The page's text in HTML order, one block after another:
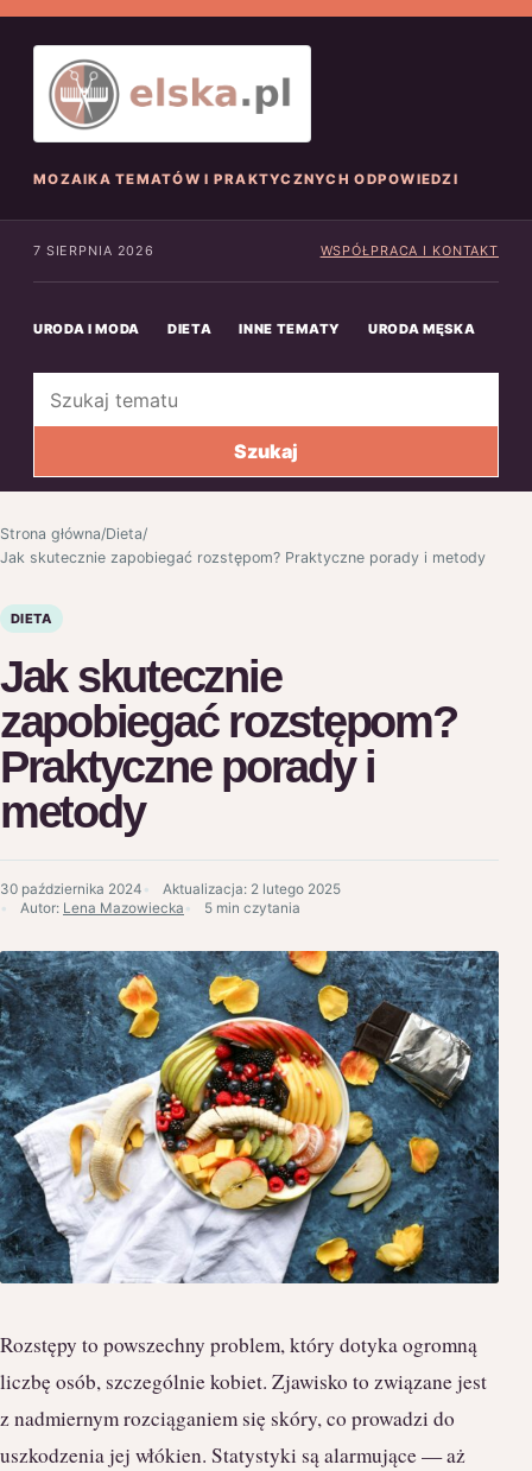
MOZAIKA TEMATÓW I PRAKTYCZNYCH ODPOWIEDZI
7 SIERPNIA 2026 WSPÓŁPRACA I KONTAKT
URODA I MODA DIETA INNE TEMATY URODA MĘSKA
Szukaj
Szukaj
Strona główna/Dieta/
Jak skutecznie zapobiegać rozstępom? Praktyczne porady i metody
DIETA
Jak skutecznie
zapobiegać rozstępom?
Praktyczne porady i
metody
30 października 2024 Aktualizacja: 2 lutego 2025
Autor: Lena Mazowiecka 5 min czytania
Rozstępy to powszechny problem, który dotyka ogromną
liczbę osób, szczególnie kobiet. Zjawisko to związane jest
z nadmiernym rozciąganiem się skóry, co prowadzi do
uszkodzenia jej włókien. Statystyki są alarmujące — aż